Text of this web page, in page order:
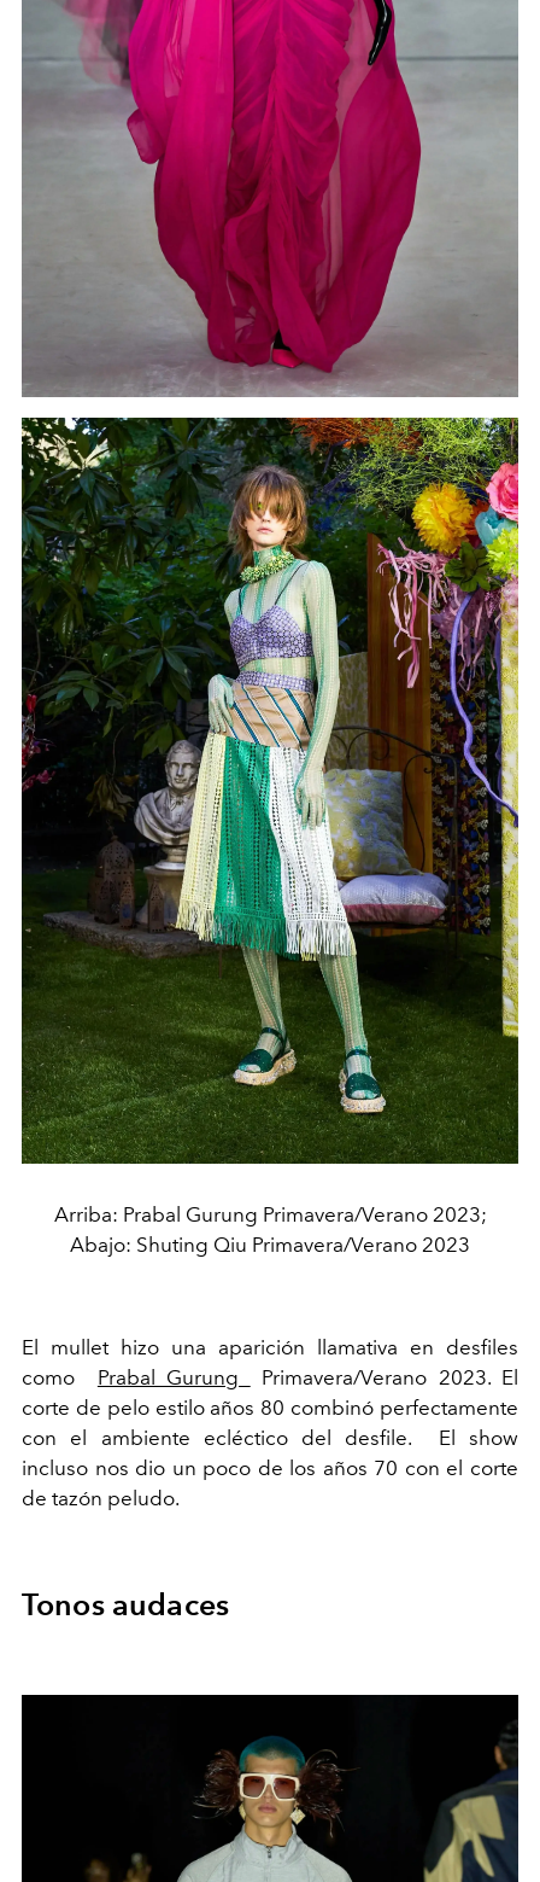
Arriba: Prabal Gurung Primavera/Verano 2023;
Abajo: Shuting Qiu Primavera/Verano 2023
El mullet hizo una aparición llamativa en desfiles
como Prabal Gurung
Primavera/Verano 2023. El
corte de pelo estilo años 80 combinó perfectamente
con el ambiente ecléctico del desfile. El show
incluso nos dio un poco de los años 70 con el corte
de tazón peludo.
Tonos audaces